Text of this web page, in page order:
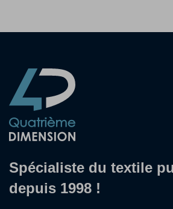
Spécialiste du textile
depuis 1998 !